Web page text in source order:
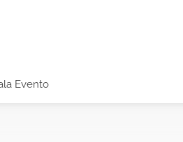
Evento